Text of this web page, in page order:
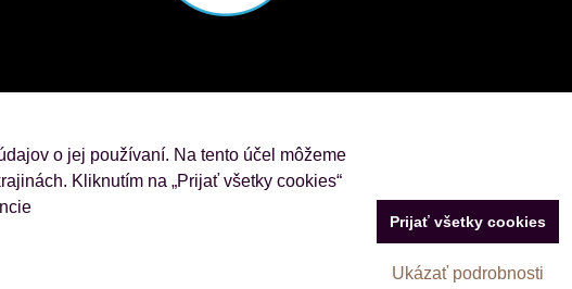
o jej používaní. Na tento účel môžeme
Kliknutím na „Prijať všetky cookies“
Ukázať podrobnosti
Prijať všetky cookies